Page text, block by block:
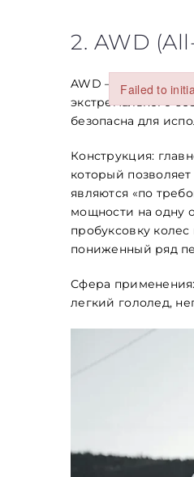
2. AWD
AWD — это
экстремального
безопасна для
Конструкция:
который
являются «по
мощности на одну
пробуксовку
пониженный ряд
Сфера
легкий гололед,
Абзац
Обкладинка
Failed to
Failed to